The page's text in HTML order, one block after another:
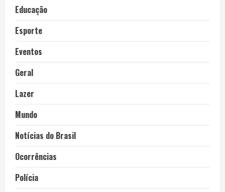
Educação
Esporte
Eventos
Geral
Lazer
Mundo
Notícias do Brasil
Ocorrências
Polícia